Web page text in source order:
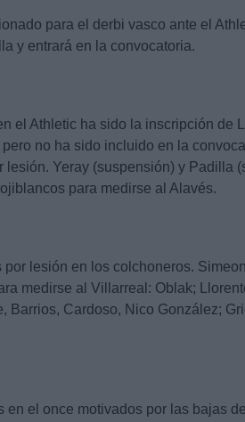
para el derbi vasco ante el
y entrará en la convocatoria.
el Athletic ha sido la inscripción de
no ha sido incluido en la
lesión. Yeray (suspensión) y Padilla
para medirse al Alavés.
lesión en los colchoneros.
medirse al Villarreal: Oblak;
Barrios, Cardoso, Nico González;
en el once motivados por las bajas